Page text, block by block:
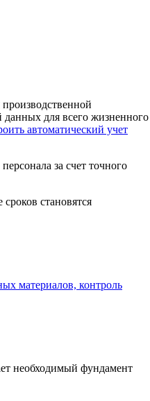
для всего жизненного
автоматический учет
за счет точного
становятся
материалов, контроль
необходимый фундамент